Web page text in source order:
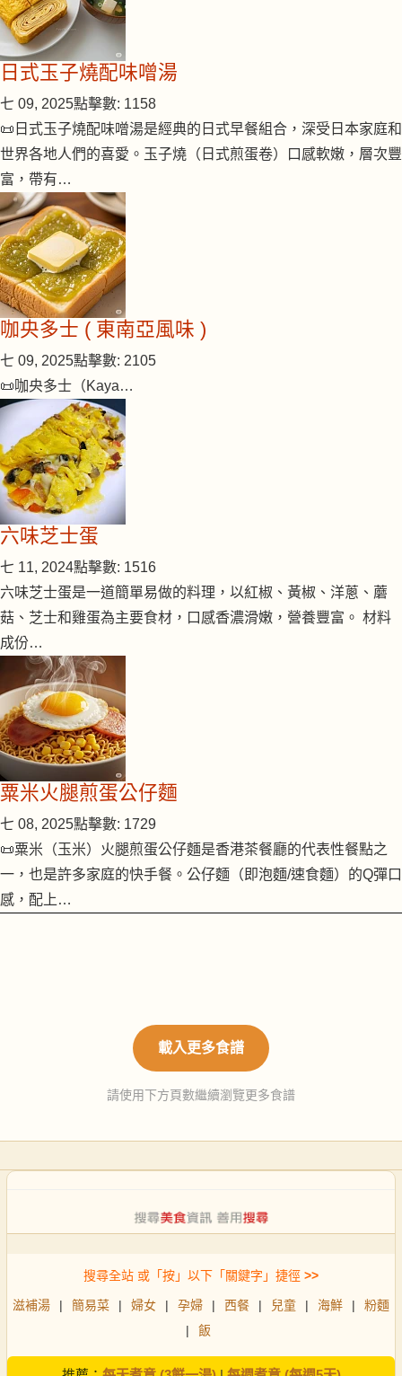
日式玉子燒配味噌湯
七 09, 2025點擊數: 1158
📜日式玉子燒配味噌湯是經典的日式早餐組合，深受日本家庭和
世界各地人們的喜愛。玉子燒（日式煎蛋卷）口感軟嫩，層次豐
富，帶有…
咖央多士 ( 東南亞風味 )
七 09, 2025點擊數: 2105
📜咖央多士（Kaya…
六味芝士蛋
七 11, 2024點擊數: 1516
六味芝士蛋是一道簡單易做的料理，以紅椒、黃椒、洋蔥、蘑
菇、芝士和雞蛋為主要食材，口感香濃滑嫩，營養豐富。 材料
成份…
粟米火腿煎蛋公仔麵
七 08, 2025點擊數: 1729
📜粟米（玉米）火腿煎蛋公仔麵是香港茶餐廳的代表性餐點之
一，也是許多家庭的快手餐。公仔麵（即泡麵/速食麵）的Q彈口
感，配上…
載入更多食譜
請使用下方頁數繼續瀏覽更多食譜
搜尋全站 或「按」以下「關鍵字」捷徑 >>
滋補湯 | 簡易菜 | 婦女 | 孕婦 | 西餐 | 兒童 | 海鮮 |
粉麵
|
飯